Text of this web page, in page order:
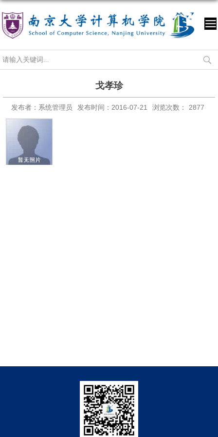
戈孝珍
发布者：系统管理员 发布时间：2016-07-21 浏览次数： 2877